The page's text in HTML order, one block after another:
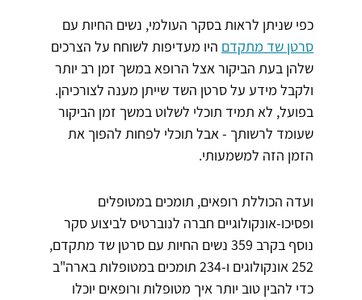
כפי שניתן לראות בסקר העולמי, נשים החיות עם
סרטן שד מתקדם היו מעדיפות לשוחח על הצרכים
שלהן בעת הביקור אצל הרופא במשך זמן רב יותר
ולקבל מידע על סרטן השד שייתן מענה לצורכיהן.
בפועל, לא תמיד תוכלי לשלוט במשך זמן הביקור
שעומד לרשותך - אבל תוכלי לפחות להפוך את
הזמן הזה למשמעותי.
ועדה הכוללת רופאים, תומכים במטופלים
ופסיכו-אונקולוגיים חברה לנוברטיס לביצוע סקר
נוסף בקרב 359 נשים החיות עם סרטן שד מתקדם,
252 אונקולוגים ו-234 תומכים במטופלות בארה"ב
כדי להבין טוב יותר איך מטופלות ורופאים יוכלו